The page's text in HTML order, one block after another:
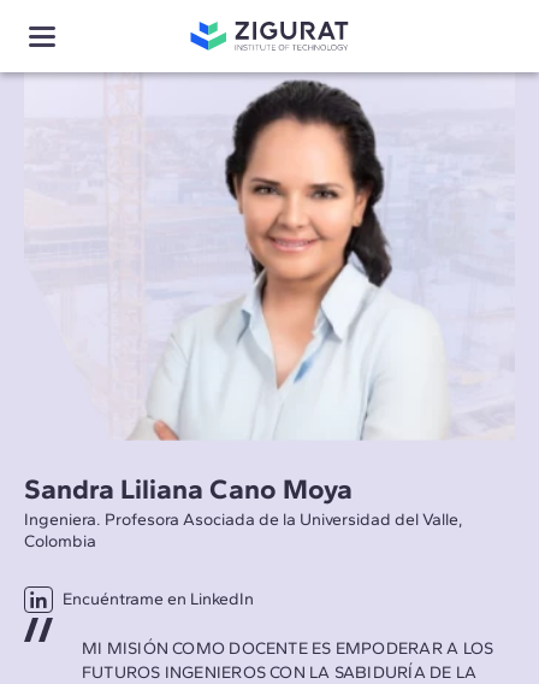
Sandra Liliana Cano Moya
Ingeniera. Profesora Asociada de la Universidad del Valle,
Colombia
Encuéntrame en LinkedIn
MI MISIÓN COMO DOCENTE ES EMPODERAR A LOS
FUTUROS INGENIEROS CON LA SABIDURÍA DE LA